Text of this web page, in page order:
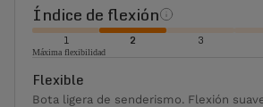
Índice de flexión
1 2 3
Máxima flexibilidad
Flexible
Bota ligera de senderismo. Flexión